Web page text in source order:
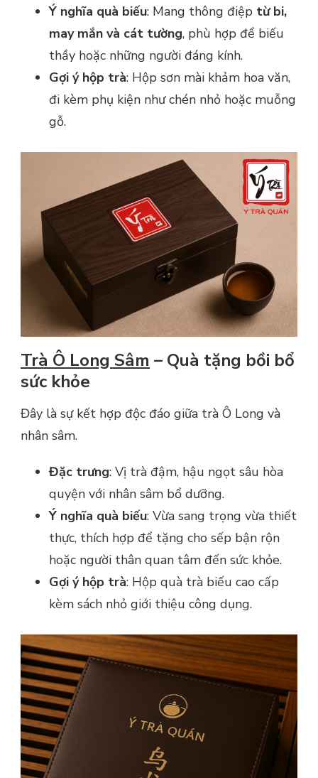
Ý nghĩa quà biếu: Mang thông điệp từ bi,
may mắn và cát tường, phù hợp để biếu
thầy hoặc những người đáng kính.
Gợi ý hộp trà: Hộp sơn mài khảm hoa văn,
đi kèm phụ kiện như chén nhỏ hoặc muỗng
gỗ.
Trà Ô Long Sâm – Quà tặng bồi bổ
sức khỏe
Đây là sự kết hợp độc đáo giữa trà Ô Long và
nhân sâm.
Đặc trưng: Vị trà đậm, hậu ngọt sâu hòa
quyện với nhân sâm bổ dưỡng.
Ý nghĩa quà biếu: Vừa sang trọng vừa thiết
thực, thích hợp để tặng cho sếp bận rộn
hoặc người thân quan tâm đến sức khỏe.
Gợi ý hộp trà: Hộp quà trà biếu cao cấp
kèm sách nhỏ giới thiệu công dụng.